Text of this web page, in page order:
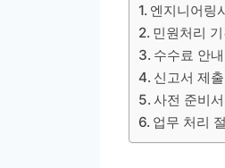
엔지니어링
민원처리
수수료 안내
신고서 제
사전 준비
업무 처리